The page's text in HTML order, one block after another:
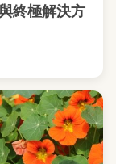
終極解決方